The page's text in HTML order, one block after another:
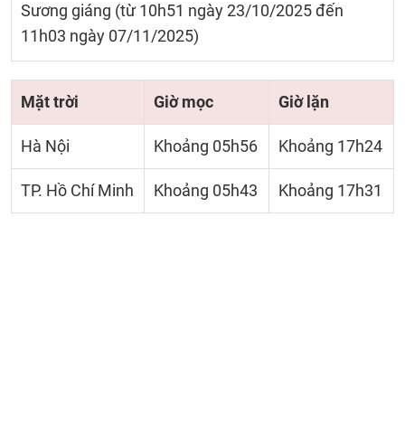
Sương giáng (từ 10h51 ngày 23/10/2025 đến
11h03 ngày 07/11/2025)
Mặt trời Giờ mọc Giờ lặn
Hà Nội Khoảng 05h56 Khoảng 17h24
TP. Hồ Chí Minh Khoảng 05h43 Khoảng 17h31